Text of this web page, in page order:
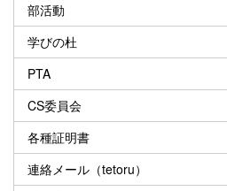
部活動
学びの杜
PTA
CS委員会
各種証明書
連絡メール（tetoru）